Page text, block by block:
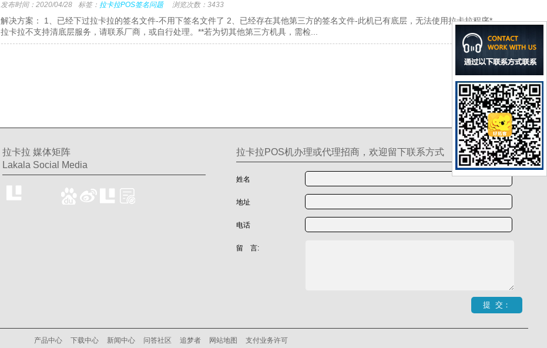
发布时间：2020/04/28 标签： 拉卡拉POS签名问题 浏览次数：3433
解决方案： 1、已经下过拉卡拉的签名文件-不用下签名文件了 2、已经存在其他第三方的签名文件-此机已有底层，无法使用拉卡拉程序*
拉卡拉不支持清底层服务，请联系厂商，或自行处理。**若为切其他第三方机具，需检...
拉卡拉 媒体矩阵
Lakala Social Media
拉卡拉POS机办理或代理招商，欢迎留下联系方式
姓名
地址
电话
留 言:
产品中心 下载中心 新闻中心 问答社区 追梦者 网站地图 支付业务许可